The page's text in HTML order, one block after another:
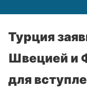
Турция
Швецией и
для